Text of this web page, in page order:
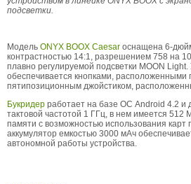
подсветки.
Модель ONYX BOOX Caesar оснащена 6-
контрастностью 14:1, разрешением 758 на
плавно регулируемой подсветки MOON
обеспечивается кнопками, расположенными
пятипозиционным джойстиком,
Букридер работает на базе ОС Android 4.2 и
тактовой частотой 1 ГГц, в нем имеется 512
памяти с возможностью использования
аккумулятор емкостью 3000 мАч
автономной работы устройства.